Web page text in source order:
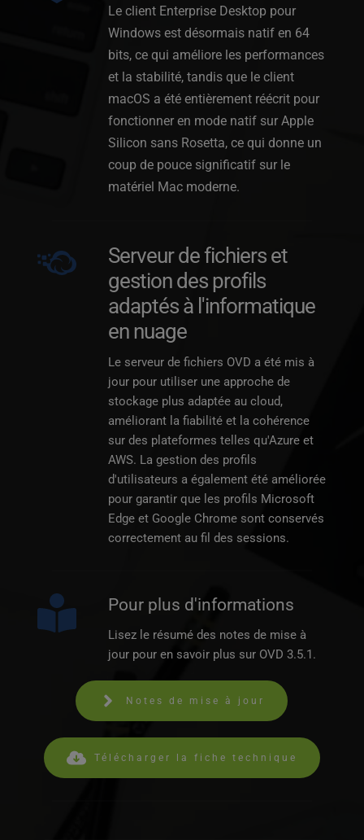
Le client Enterprise Desktop pour
Windows est désormais natif en 64
bits, ce qui améliore les performances
et la stabilité, tandis que le client
macOS a été entièrement réécrit pour
fonctionner en mode natif sur Apple
Silicon sans Rosetta, ce qui donne un
coup de pouce significatif sur le
matériel Mac moderne.
Serveur de fichiers et
gestion des profils
adaptés à l'informatique
en nuage
Le serveur de fichiers OVD a été mis à
jour pour utiliser une approche de
stockage plus adaptée au cloud,
améliorant la fiabilité et la cohérence
sur des plateformes telles qu'Azure et
AWS. La gestion des profils
d'utilisateurs a également été améliorée
pour garantir que les profils Microsoft
Edge et Google Chrome sont conservés
correctement au fil des sessions.
Pour plus d'informations
Lisez le résumé des notes de mise à
jour pour en savoir plus sur OVD 3.5.1.
Notes de mise à jour
Télécharger la fiche technique